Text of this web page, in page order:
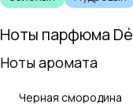
Ноты парфюма
Ноты аромата
Черная смородина